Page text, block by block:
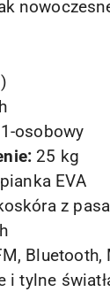
osobowy
25 kg
EVA
z
Bluetooth,
i tylne